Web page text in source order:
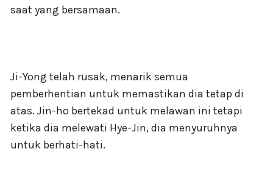
saat yang bersamaan.
Ji-Yong telah rusak, menarik semua
pemberhentian untuk memastikan dia tetap di
atas. Jin-ho bertekad untuk melawan ini tetapi
ketika dia melewati Hye-Jin, dia menyuruhnya
untuk berhati-hati.